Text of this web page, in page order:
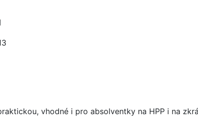
vhodné i pro absolventky na HPP i na